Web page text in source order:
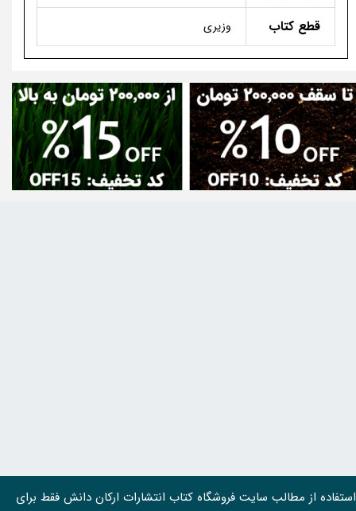
قطع کتاب وزیری
استفاده از مطالب سايت فروشگاه کتاب انتشارات ارکان دانش فقط برای